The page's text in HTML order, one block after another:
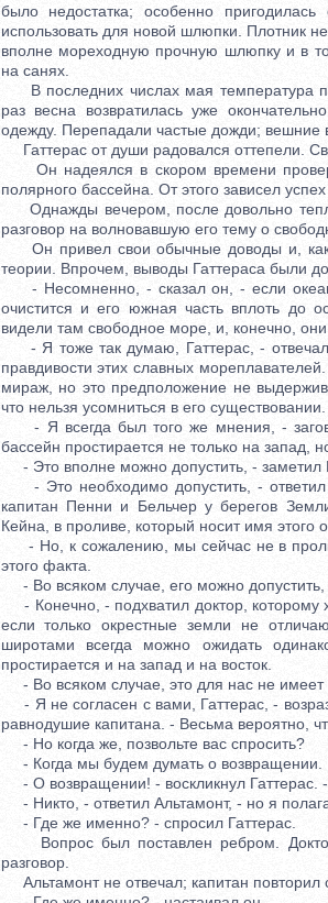
было недостатка; особенно
использовать для новой шлюпки. Плотник
вполне мореходную прочную шлюпку и в
на санях.
В последних числах мая температура
раз весна возвратилась уже
одежду. Перепадали частые дожди; вешние
Гаттерас от души радовался оттепели.
Он надеялся в скором времени
полярного бассейна. От этого зависел
Однажды вечером, после довольно
разговор на волновавшую его тему о
Он привел свои обычные доводы и, как
теории. Впрочем, выводы Гаттераса были
- Несомненно, - сказал он, - если океан
очистится и его южная часть вплоть до
видели там свободное море, и, конечно,
- Я тоже так думаю, Гаттерас, - отвечал
правдивости этих славных
мираж, но это предположение не
что нельзя усомниться в его существовании.
- Я всегда был того же мнения, -
бассейн простирается не только на запад,
- Это вполне можно допустить, - заметил
- Это необходимо допустить, - ответил
капитан Пенни и Бельчер у берегов
Кейна, в проливе, который носит имя этого
- Но, к сожалению, мы сейчас не в
этого факта.
- Во всяком случае, его можно допустить,
- Конечно, - подхватил доктор, которому
если только окрестные земли не
широтами всегда можно ожидать
простирается и на запад и на восток.
- Во всяком случае, это для нас не имеет
- Я не согласен с вами, Гаттерас, -
равнодушие капитана. - Весьма вероятно,
- Но когда же, позвольте вас спросить?
- Когда мы будем думать о возвращении.
- О возвращении! - воскликнул Гаттерас.
- Никто, - ответил Альтамонт, - но я
- Где же именно? - спросил Гаттерас.
Вопрос был поставлен ребром.
разговор.
Альтамонт не отвечал; капитан повторил